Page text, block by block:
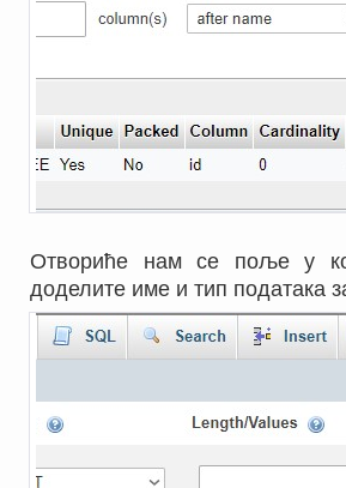
Отвориће нам се поље у
доделите име и тип података